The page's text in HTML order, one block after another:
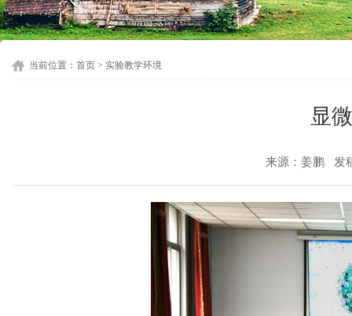
当前位置： 首页 > 实验教学环境
显
来源：姜鹏 发